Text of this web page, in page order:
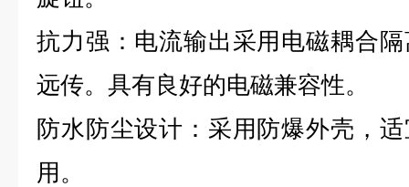
抗力强：电流输出采用电磁耦合
远传。具有良好的电磁兼容性。
防水防尘设计：采用防爆外壳，
用。